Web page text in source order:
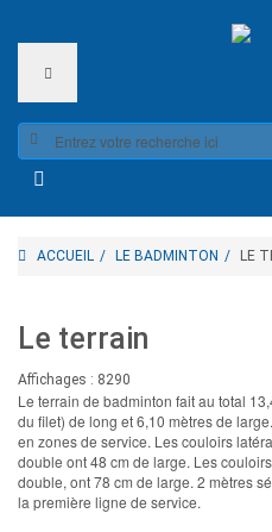
ACCUEIL LE BADMINTON LE
Le terrain
Affichages : 8290
Le terrain de badminton fait au total
du filet) de long et 6,10 mètres de
en zones de service. Les couloirs
double ont 48 cm de large. Les
double, ont 78 cm de large. 2 mètres
la première ligne de service.